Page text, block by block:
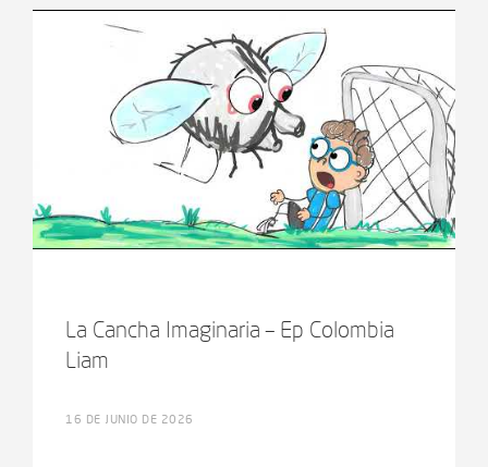
La Cancha Imaginaria – Ep Colombia
Liam
16 DE JUNIO DE 2026